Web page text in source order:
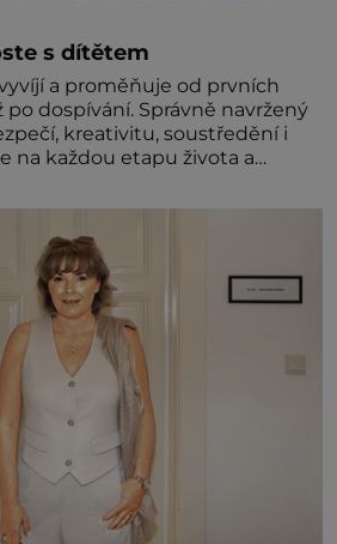
s dítětem
a proměňuje od prvních
dospívání. Správně navržený
kreativitu, soustředění i
na každou etapu života a
a bezpečí, proto by pokoj